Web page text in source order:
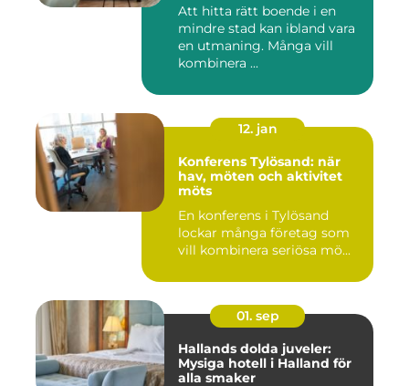
Att hitta rätt boende i en
mindre stad kan ibland vara
en utmaning. Många vill
kombinera ...
12. jan
Konferens Tylösand: när
hav, möten och aktivitet
möts
En konferens i Tylösand
lockar många företag som
vill kombinera seriösa mö...
01. sep
Hallands dolda juveler:
Mysiga hotell i Halland för
alla smaker